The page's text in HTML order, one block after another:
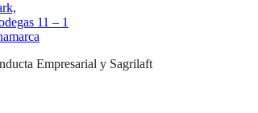
11 – 1
Empresarial y Sagrilaft